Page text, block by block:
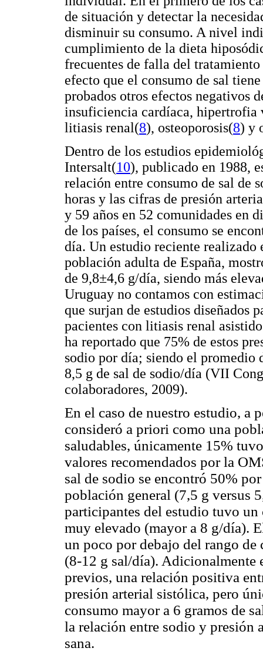
de situación y detectar la
disminuir su consumo. A nivel
cumplimiento de la dieta
frecuentes de falla del
efecto que el consumo de sal
probados otros efectos negativos
insuficiencia cardíaca, hipertrofia
litiasis renal(8), osteoporosis(8) y
Dentro de los estudios
Intersalt(10), publicado en 1988,
relación entre consumo de sal de
horas y las cifras de presión
y 59 años en 52 comunidades en
de los países, el consumo se
día. Un estudio reciente realizado
población adulta de España,
de 9,8±4,6 g/día, siendo más
Uruguay no contamos con
que surjan de estudios diseñados
pacientes con litiasis renal
ha reportado que 75% de estos
sodio por día; siendo el promedio
8,5 g de sal de sodio/día (VII
colaboradores, 2009).
En el caso de nuestro estudio, a
consideró a priori como una
saludables, únicamente 15%
valores recomendados por la
sal de sodio se encontró 50%
población general (7,5 g versus
participantes del estudio tuvo un
muy elevado (mayor a 8 g/día).
un poco por debajo del rango
(8-12 g sal/día). Adicionalmente
previos, una relación positiva
presión arterial sistólica, pero
consumo mayor a 6 gramos de
la relación entre sodio y presión
sana.